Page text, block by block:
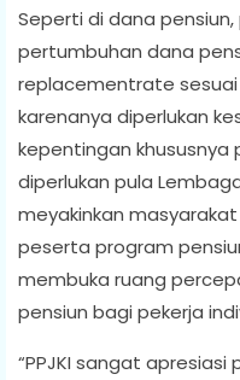
Seperti di dana
pertumbuhan dana
replacementrate sesuai
karenanya diperlukan
kepentingan khususnya
diperlukan pula
meyakinkan
peserta program
membuka ruang
pensiun bagi pekerja
“PPJKI sangat